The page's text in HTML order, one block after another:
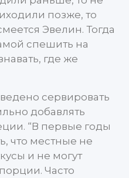
позже, то
Эвелин. Тогда
спешить на
где же
сервировать
добавлять
“В первые годы
что местные не
и не могут
Часто